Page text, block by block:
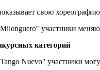
свою
участники
категорий
Nuevo" участники